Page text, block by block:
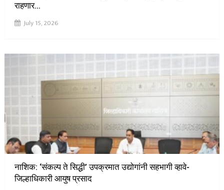
राहणार…
July 15, 2026
नाशिक: ‘संकल्प ते सिद्धी’ उपक्रमात उद्योगांनी सहभागी व्हावे-
जिल्हाधिकारी आयुष प्रसाद